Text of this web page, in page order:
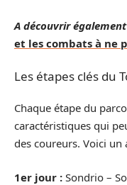
A découvrir
et les combats à ne
Les étapes clés du
Chaque étape du
caractéristiques qui
des coureurs. Voici un
1er jour : Sondrio –